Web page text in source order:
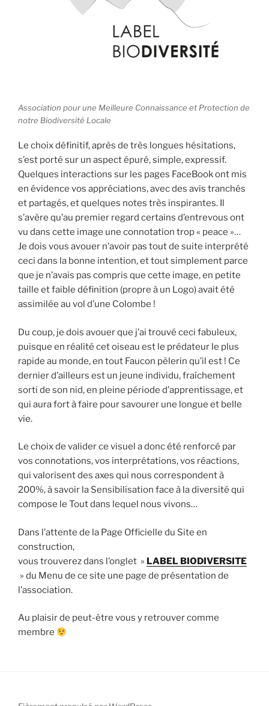
Association pour une Meilleure Connaissance et Protection de
notre Biodiversité Locale
Le choix définitif, après de très longues hésitations,
s’est porté sur un aspect épuré, simple, expressif.
Quelques interactions sur les pages FaceBook ont mis
en évidence vos appréciations, avec des avis tranchés
et partagés, et quelques notes très inspirantes. Il
s’avère qu’au premier regard certains d’entrevous ont
vu dans cette image une connotation trop « peace »…
Je dois vous avouer n’avoir pas tout de suite interprété
ceci dans la bonne intention, et tout simplement parce
que je n’avais pas compris que cette image, en petite
taille et faible définition (propre à un Logo) avait été
assimilée au vol d’une Colombe !
Du coup, je dois avouer que j’ai trouvé ceci fabuleux,
puisque en réalité cet oiseau est le prédateur le plus
rapide au monde, en tout Faucon pèlerin qu’il est ! Ce
dernier d’ailleurs est un jeune individu, fraîchement
sorti de son nid, en pleine période d’apprentissage, et
qui aura fort à faire pour savourer une longue et belle
vie.
Le choix de valider ce visuel a donc été renforcé par
vos connotations, vos interprétations, vos réactions,
qui valorisent des axes qui nous correspondent à
200%, à savoir la Sensibilisation face à la diversité qui
compose le Tout dans lequel nous vivons…
Dans l’attente de la Page Officielle du Site en
construction,
vous trouverez dans l’onglet » LABEL BIODIVERSITE
» du Menu de ce site une page de présentation de
l’association.
Au plaisir de peut-être vous y retrouver comme
membre